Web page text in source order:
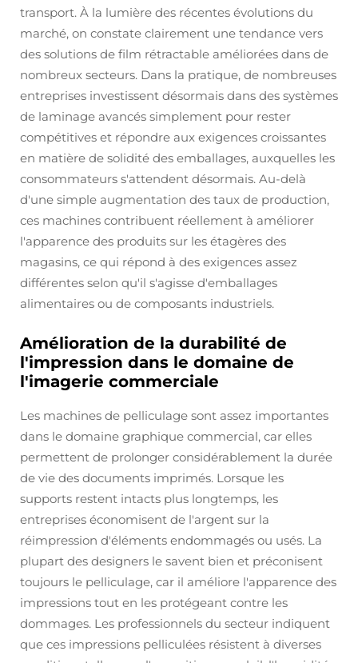
transport. À la lumière des récentes évolutions du
marché, on constate clairement une tendance vers
des solutions de film rétractable améliorées dans de
nombreux secteurs. Dans la pratique, de nombreuses
entreprises investissent désormais dans des systèmes
de laminage avancés simplement pour rester
compétitives et répondre aux exigences croissantes
en matière de solidité des emballages, auxquelles les
consommateurs s'attendent désormais. Au-delà
d'une simple augmentation des taux de production,
ces machines contribuent réellement à améliorer
l'apparence des produits sur les étagères des
magasins, ce qui répond à des exigences assez
différentes selon qu'il s'agisse d'emballages
alimentaires ou de composants industriels.
Amélioration de la durabilité de
l'impression dans le domaine de
l'imagerie commerciale
Les machines de pelliculage sont assez importantes
dans le domaine graphique commercial, car elles
permettent de prolonger considérablement la durée
de vie des documents imprimés. Lorsque les
supports restent intacts plus longtemps, les
entreprises économisent de l'argent sur la
réimpression d'éléments endommagés ou usés. La
plupart des designers le savent bien et préconisent
toujours le pelliculage, car il améliore l'apparence des
impressions tout en les protégeant contre les
dommages. Les professionnels du secteur indiquent
que ces impressions pelliculées résistent à diverses